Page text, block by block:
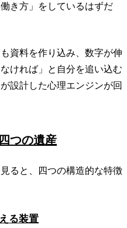
き方」をしているはずだ
資料を作り込み、数字が伸
ければ」と自分を追い込む
設計した心理エンジンが回
つの遺産
ると、四つの構造的な特徴
る装置